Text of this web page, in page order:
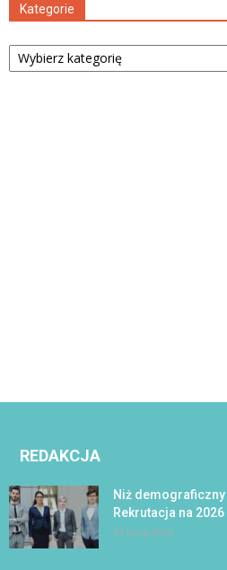
Kategorie
Kategorie
REDAKCJA
Niż demograficzny
Rekrutacja na
16 lipca 2026